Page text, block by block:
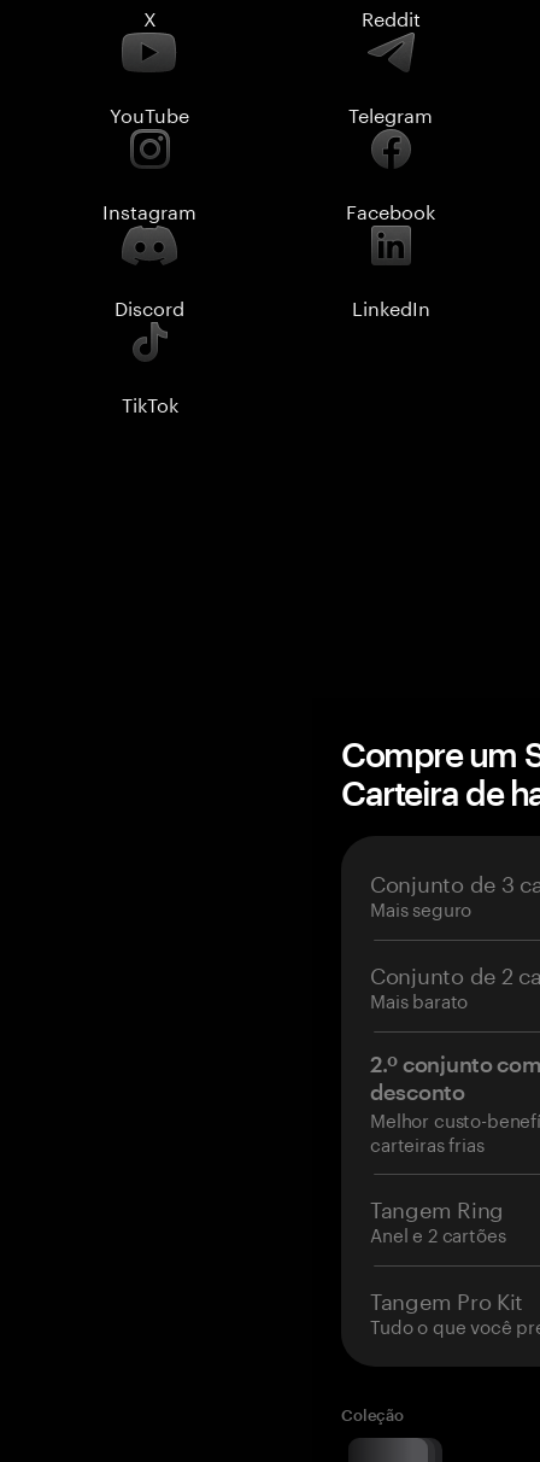
X Reddit
YouTube Telegram
Instagram Facebook
Discord LinkedIn
TikTok
Compre um
Carteira de
Conjunto de 3
Mais seguro
Conjunto de 2
Mais barato
2.º conjunto
desconto
Melhor custo-
carteiras frias
Tangem Ring
Anel e 2 cartões
Tangem Pro Kit
Tudo o que você
Coleção